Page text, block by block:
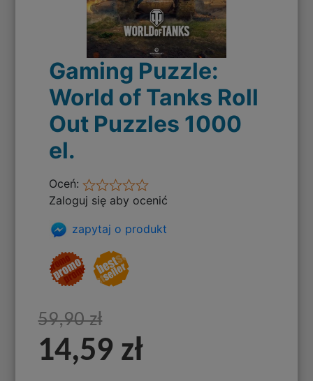
Gaming Puzzle:
World of Tanks Roll
Out Puzzles 1000
el.
Oceń:
Zaloguj się aby ocenić
zapytaj o produkt
59,90 zł
14,59 zł